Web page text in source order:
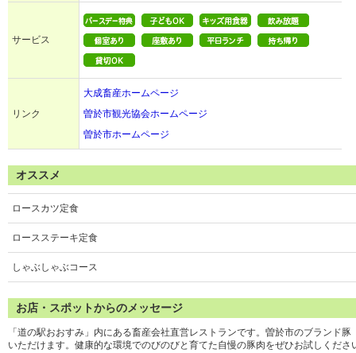
サービス
リンク
大成畜産ホームページ
曽於市観光協会ホームページ
曽於市ホームページ
オススメ
ロースカツ定食
ロースステーキ定食
しゃぶしゃぶコース
お店・スポットからのメッセージ
「道の駅おおすみ」内にある畜産会社直営レストランです。曽於市のブランド
いただけます。健康的な環境でのびのびと育てた自慢の豚肉をぜひお試しくださ